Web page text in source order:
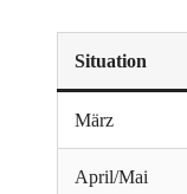
Situation
März
April/Mai